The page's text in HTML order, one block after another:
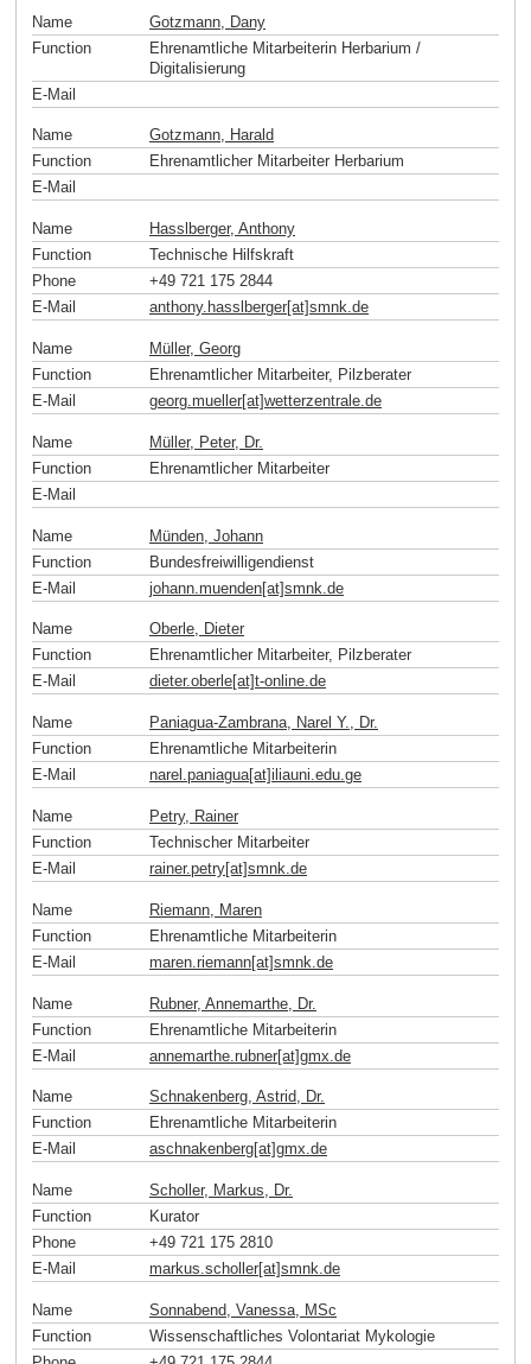
Name
Gotzmann, Dany
Function
Ehrenamtliche Mitarbeiterin Herbarium /
Digitalisierung
E-Mail
Name
Gotzmann, Harald
Function
Ehrenamtlicher Mitarbeiter Herbarium
E-Mail
Name
Hasslberger, Anthony
Function
Technische Hilfskraft
Phone
+49 721 175 2844
E-Mail
anthony.hasslberger[at]smnk.de
Name
Müller, Georg
Function
Ehrenamtlicher Mitarbeiter, Pilzberater
E-Mail
georg.mueller[at]wetterzentrale de
Name
Müller, Peter, Dr.
Function
Ehrenamtlicher Mitarbeiter
E-Mail
Name
Münden, Johann
Function
Bundesfreiwilligendienst
E-Mail
johann.muenden[at]smnk de
Name
Oberle, Dieter
Function
Ehrenamtlicher Mitarbeiter, Pilzberater
E-Mail
dieter.oberle[at]t-online.de
Name
Paniagua-Zambrana, Narel Y., Dr.
Function
Ehrenamtliche Mitarbeiterin
E-Mail
narel.paniagua[at]iliauni.edu.ge
Name
Petry, Rainer
Function
Technischer Mitarbeiter
E-Mail
rainer.petry[at]smnk de
Name
Riemann, Maren
Function
Ehrenamtliche Mitarbeiterin
E-Mail
maren.riemann[at]smnk de
Name
Rubner, Annemarthe, Dr.
Function
Ehrenamtliche Mitarbeiterin
E-Mail
annemarthe.rubner[at]gmx de
Name
Schnakenberg, Astrid, Dr.
Function
Ehrenamtliche Mitarbeiterin
E-Mail
aschnakenberg[at]gmx.de
Name
Scholler, Markus, Dr.
Function
Kurator
Phone
+49 721 175 2810
E-Mail
markus.scholler[at]smnk.de
Name
Sonnabend, Vanessa, MSc
Function
Wissenschaftliches Volontariat Mykologie